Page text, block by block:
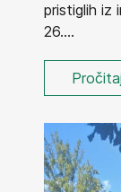
pristiglih iz
26....
Pročitaj